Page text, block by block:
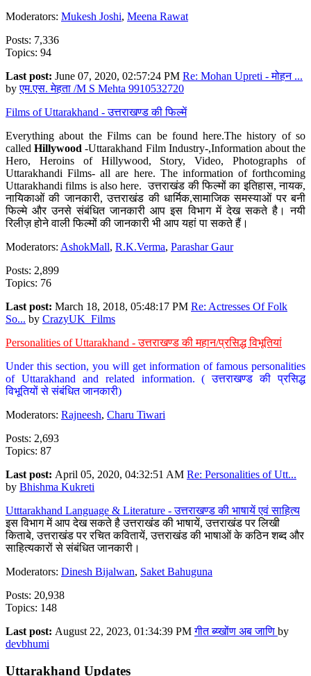
Moderators: Mukesh Joshi, Meena Rawat
Posts: 7,336
Topics: 94
Last post: June 07, 2020, 02:57:24 PM Re: Mohan Upreti - मोहन ...
byएम.एस. मेहता /M S Mehta 9910532720
Films of Uttarakhand - उत्तराखण्ड की फिल्में
Everything about the Films can be found here.The history of so
calledHillywood-Uttarakhand Film Industry-,Information about the
Hero, Heroins of Hillywood, Story, Video, Photographs of
Uttarakhandi Films- all are here. The information of forthcoming
Uttarakhandi films is also here. उत्तराखंड की फिल्मों का इतिहास, नायक,
नायिकाओं की जानकारी, उत्तराखंड की धार्मिक,सामाजिक समस्याओं पर बनी
फिल्मे और उनसे संबंधित जानकारी आप इस विभाग में देख सकते है। नयी
रिलीज़ होने वाली फिल्मों की जानकारी भी आप यहां पा सकते हैं।
Moderators: AshokMall, R.K.Verma, Parashar Gaur
Posts: 2,899
Topics: 76
Last post: March 18, 2018, 05:48:17 PM Re: Actresses Of Folk
So... by CrazyUK_Films
Personalities of Uttarakhand - उत्तराखण्ड की महान/प्रसिद्ध विभूतियां
Under this section, you will get information of famous personalities
of Uttarakhand and related information. ( उत्तराखण्ड की प्रसिद्ध
विभूतियों से संबंधित जानकारी)
Moderators: Rajneesh, Charu Tiwari
Posts: 2,693
Topics: 87
Last post: April 05, 2020, 04:32:51 AM Re: Personalities of Utt...
by Bhishma Kukreti
Utttarakhand Language & Literature - उत्तराखण्ड की भाषायें एवं साहित्य
इस विभाग में आप देख सकते है उत्तराखंड की भाषायें, उत्तराखंड पर लिखी
किताबे, उत्तराखंड पर रचित कवितायें, उत्तराखंड की भाषाओं के कठिन शब्द और
साहित्यकारों से संबंधित जानकारी।
Moderators: Dinesh Bijalwan, Saket Bahuguna
Posts: 20,938
Topics: 148
Last post: August 22, 2023, 01:34:39 PMगीत ब्य्खोंण अब जाणि by
devbhumi
Uttarakhand Updates